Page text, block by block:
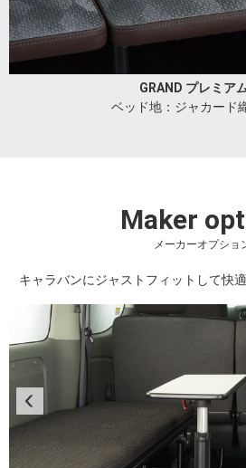
GRAND プレミア
ベッド地：ジャカード
Maker
メーカーオプショ
キャラバンにジャストフィットして快